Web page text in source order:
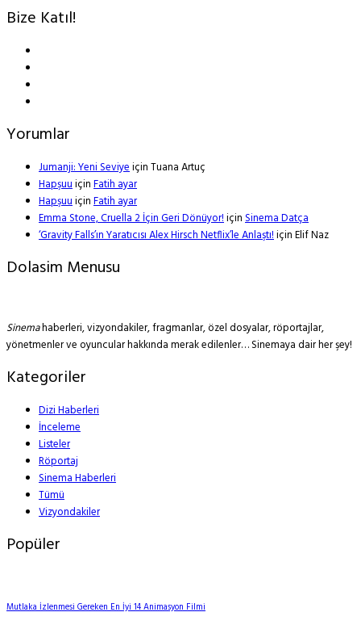
Bize Katıl!
Yorumlar
Jumanji: Yeni SeviyeiçinTuana Artuç
HapşuuiçinFatih ayar
HapşuuiçinFatih ayar
Emma Stone, Cruella 2 İçin Geri Dönüyor!içinSinema Datça
‘Gravity Falls’ın Yaratıcısı Alex Hirsch Netflix’le Anlaştı!içinElif Naz
Dolasim Menusu
Sinemahaberleri, vizyondakiler, fragmanlar, özel dosyalar, röportajlar,
yönetmenler ve oyuncular hakkında merak edilenler… Sinemaya dair her şey!
Kategoriler
Dizi Haberleri
İnceleme
Listeler
Röportaj
Sinema Haberleri
Tümü
Vizyondakiler
Popüler
Mutlaka İzlenmesi Gereken En İyi 14 Animasyon Filmi